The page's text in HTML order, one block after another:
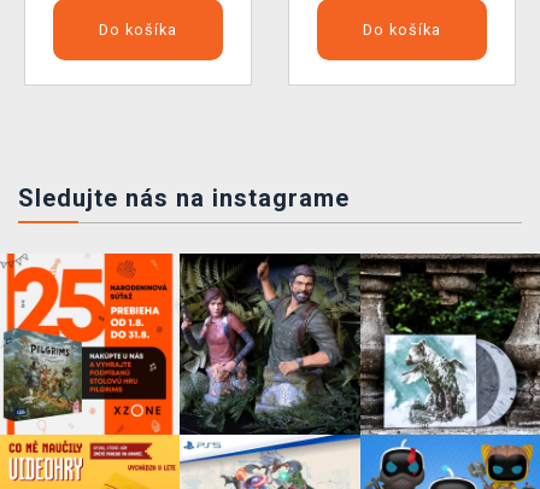
Do košíka Do košíka
Sledujte nás na instagrame